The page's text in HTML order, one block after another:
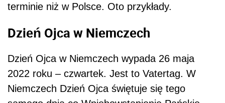
terminie niż w Polsce. Oto przykłady.
Dzień Ojca w Niemczech
Dzień Ojca w Niemczech wypada 26 maja
2022 roku – czwartek. Jest to Vatertag. W
Niemczech Dzień Ojca świętuje się tego